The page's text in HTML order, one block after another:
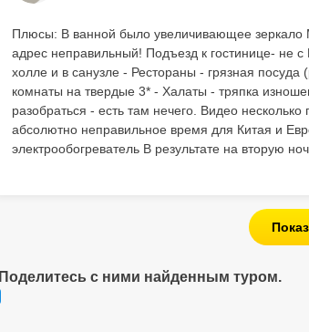
Плюсы: В ванной было увеличивающее зеркало
адрес неправильный! Подъезд к гостинице- не
холле и в санузле - Рестораны - грязная
комнаты на твердые 3* - Халаты - тряпка
разобраться - есть там нечего. Видео
абсолютно неправильное время для Китая и
электрообогреватель В результате на вторую
Поделитесь с ними найденным туром.